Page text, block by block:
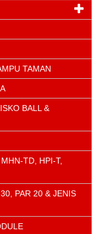
TAMAN
BALL &
TD, HPI-T,
PAR 20 & JENIS